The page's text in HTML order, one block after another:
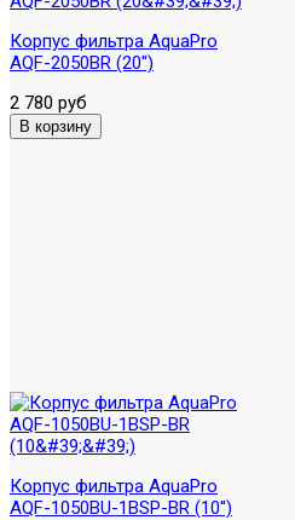
Корпус фильтра AquaPro
AQF-2050BR (20'')
2 780 руб
Корпус фильтра AquaPro
AQF-1050BU-1BSP-BR (10'')